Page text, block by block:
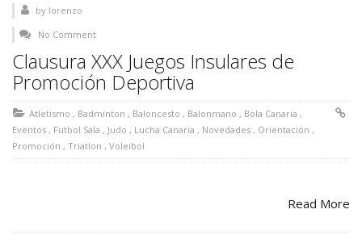
by lorenzo
No Comment
Clausura XXX Juegos Insulares de
Promoción Deportiva
Atletismo , Badminton , Baloncesto , Balonmano , Bola Canaria ,
Eventos , Futbol Sala , Judo , Lucha Canaria , Novedades , Orientación ,
Promoción , Triatlon , Voleibol
Read More